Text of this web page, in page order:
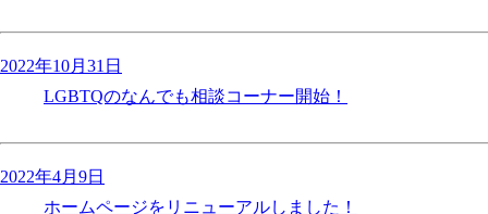
2022年10月31日
LGBTQのなんでも相談コーナー開始！
2022年4月9日
ホームページをリニューアルしました！